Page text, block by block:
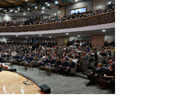
Türkiye’nin gündemine ve...